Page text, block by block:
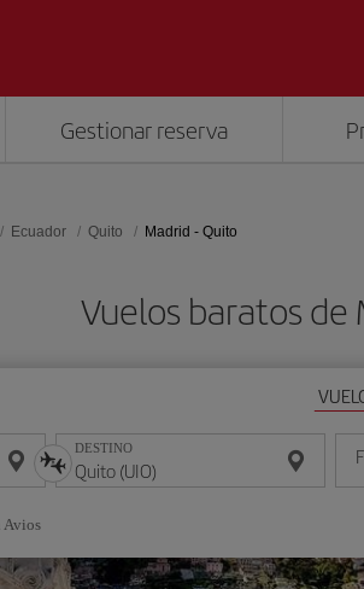
Gestionar reserva
Ecuador Quito Madrid - Quito
Vuelos baratos de
DESTINO
Avios